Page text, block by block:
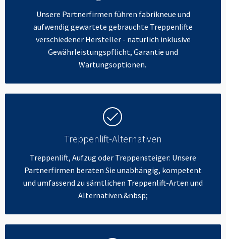
Unsere Partnerfirmen führen fabrikneue und
aufwendig gewartete gebrauchte Treppenlifte
verschiedener Hersteller - natürlich inklusive
Gewährleistungspflicht, Garantie und
Wartungsoptionen.
Treppenlift-Alternativen
Treppenlift, Aufzug oder Treppensteiger: Unsere
Partnerfirmen beraten Sie unabhängig, kompetent
und umfassend zu sämtlichen Treppenlift-Arten und
Alternativen.&nbsp;